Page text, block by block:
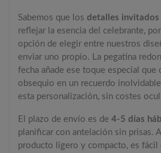
Sabemos que losdetalles invitados
reflejar la esencia del celebrante,
opción de elegir entre nuestros
enviar uno propio. La pegatina
fecha añade ese toque especial
obsequio en un recuerdo
esta personalización, sin costes
El plazo de envío es de4-5 días
planificar con antelación sin prisas.
producto ligero y compacto, es fácil